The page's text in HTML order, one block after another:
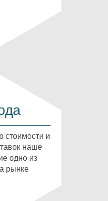
стоимости и
наше
одно из
рынке